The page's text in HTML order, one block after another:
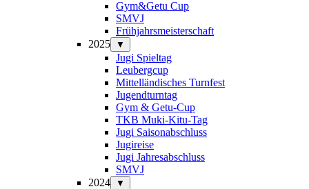
Gym&Getu Cup
SMVJ
Frühjahrsmeisterschaft
2025
▼
Jugi Spieltag
Leubergcup
Mittelländisches Turnfest
Jugendturntag
Gym & Getu-Cup
TKB Muki-Kitu-Tag
Jugi Saisonabschluss
Jugireise
Jugi Jahresabschluss
SMVJ
2024
▼